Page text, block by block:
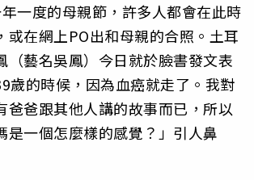
一度的母親節，許多人都會在此時
或在網上PO出和母親的合照。土耳
（藝名吳鳳）今日就於臉書發文表
歲的時候，因為血癌就走了。我對
爸爸跟其他人講的故事而已，所以
是一個怎麼樣的感覺？」引人鼻